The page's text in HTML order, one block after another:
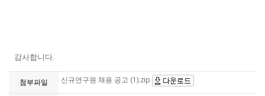
감사합니다.
첨부파일 신규연구원 채용 공고 (1).zip